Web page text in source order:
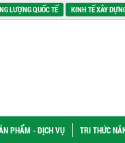
LƯỢNG QUỐC TẾ KINH TẾ XÂY
PHẨM - DỊCH VỤ TRI THỨC